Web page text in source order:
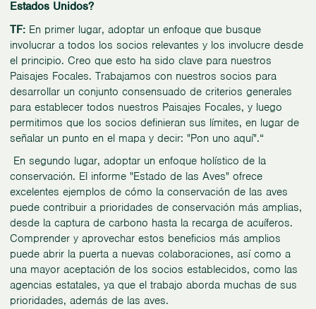
Estados Unidos?
TF: En primer lugar, adoptar un enfoque que busque
involucrar a todos los socios relevantes y los involucre desde
el principio. Creo que esto ha sido clave para nuestros
Paisajes Focales. Trabajamos con nuestros socios para
desarrollar un conjunto consensuado de criterios generales
para establecer todos nuestros Paisajes Focales, y luego
permitimos que los socios definieran sus límites, en lugar de
señalar un punto en el mapa y decir: "Pon uno aquí".“
En segundo lugar, adoptar un enfoque holístico de la
conservación. El informe "Estado de las Aves" ofrece
excelentes ejemplos de cómo la conservación de las aves
puede contribuir a prioridades de conservación más amplias,
desde la captura de carbono hasta la recarga de acuíferos.
Comprender y aprovechar estos beneficios más amplios
puede abrir la puerta a nuevas colaboraciones, así como a
una mayor aceptación de los socios establecidos, como las
agencias estatales, ya que el trabajo aborda muchas de sus
prioridades, además de las aves.